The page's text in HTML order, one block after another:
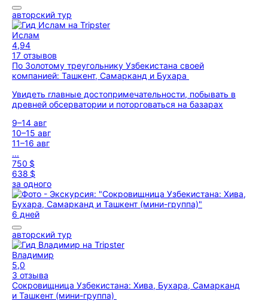
авторский тур
Ислам
4,94
17 отзывов
По Золотому треугольнику Узбекистана своей
компанией: Ташкент, Самарканд и Бухара
Увидеть главные достопримечательности, побывать в
древней обсерватории и поторговаться на базарах
9–14 авг
10–15 авг
11–16 авг
...
750 $
638 $
за одного
6 дней
авторский тур
Владимир
5,0
3 отзыва
Сокровищница Узбекистана: Хива, Бухара, Самарканд
и Ташкент (мини-группа)